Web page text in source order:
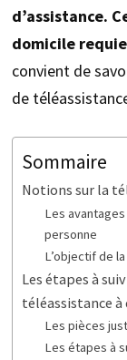
d’assistance.
domicile
convient de
de
Sommaire
Notions sur la
Les
personne
L’objectif de
Les étapes à
téléassistance
Les pièces
Les étapes à